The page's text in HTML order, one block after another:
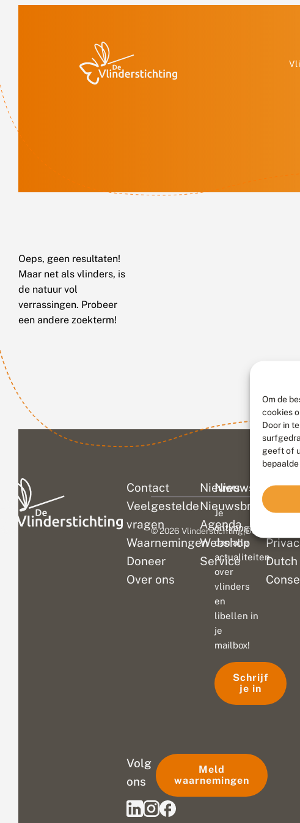
Om de
cookies
Door in
geeft of
Oeps, geen resultaten!
Maar net als vlinders, is
de natuur vol
verrassingen. Probeer
een andere zoekterm!
Contact
Veelgestelde
vragen
Waarnemingen
Doneer
Over ons
Nieuws
Nieuwsbrief
Agenda
Webshop
Service
Nieuwsbrief
Je
ontvangt
dan alle
actualiteiten
over
vlinders
en
libellen in
je
mailbox!
Schrijf
je in
Volg
ons
Meld
waarnemingen
© 2026 Vlinderstichting|Duurzaam